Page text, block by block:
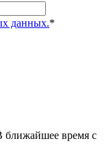
данных.*
ближайшее время с